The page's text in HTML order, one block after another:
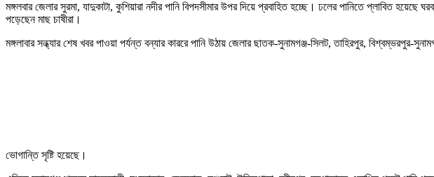
মঙ্গলবার জেলার সুরমা, যাদুকাটা, কুশিয়ারা নদীর পানি বিপদসীমার উপর দিয়ে প্রবাহিত হচ্ছে। ঢলের পানিতে প্লাবিত
পড়েছেন মাছ চাষীরা।
মঙ্গলাবার সন্ধ্যার শেষ খবর পাওয়া পর্যন্ত বন্যার কাররে পানি উঠায় জেলার ছাতক-সুনামগঞ্জ-সিলট, তাহিরপুর, বিশ্বম্ভরপুর-
ভোগান্তি সৃষ্টি হয়েছে।